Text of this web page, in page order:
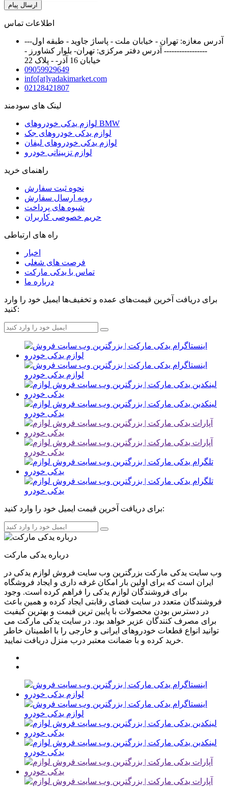
ارسال پیام
اطلاعات تماس
آدرس مغازه: تهران - خیابان ملت - پاساژ جاوید - طبقه اول---
----------------- آدرس دفتر مرکزی: تهران- بلوار کشاورز -
خیابان 16 آذر- - پلاک 22
09059929649
info[at]yadakimarket.com
02128421807
لینک های سودمند
لوازم یدکی خودروهای BMW
لوازم یدکی خودروهای جک
لوازم یدکی خودروهای لیفان
لوازم تزییناتی خودرو
راهنمای خرید
نحوه ثبت سفارش
رویه ارسال سفارش
شیوه های پرداخت
حریم خصوصی کاربران
راه های ارتباطی
اخبار
فرصت های شغلی
تماس با یدکی مارکت
درباره ما
برای دریافت آخرین قیمت‌های عمده و تخفیف‌ها ایمیل خود را وارد
کنید:
برای دریافت آخرین قیمت ایمیل خود را وارد کنید:
درباره یدکی مارکت
وب سایت یدکی مارکت بزرگترین وب سایت فروش لوازم یدکی در
ایران است که برای اولین بار امکان غرفه داری و ایجاد فروشگاه
برای فروشندگان لوازم یدکی را فراهم کرده است. وجود
فروشندگان متعدد در سایت فضای رقابتی ایجاد کرده و همین باعث
در دسترس بودن محصولات با پایین ترین قیمت و بهترین کیفیت
برای مصرف کنندگان عزیر خواهد بود. در سایت یدکی مارکت می
توانید انواع قطعات خودروهای ایرانی و خارجی را با اطمینان خاطر
خرید کرده و با ضمانت معتبر درب منزل دریافت نمایید.